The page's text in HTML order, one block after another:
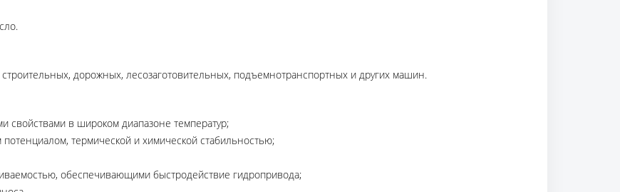
дорожных, лесозаготовительных, подъемнотранспортных и других машин.
свойствами в широком диапазоне температур;
термической и химической стабильностью;
обеспечивающими быстродействие гидропривода;